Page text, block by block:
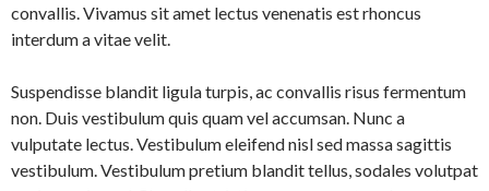
convallis. Vivamus sit amet lectus venenatis est rhoncus
interdum a vitae velit.
Suspendisse blandit ligula turpis, ac convallis risus fermentum
non. Duis vestibulum quis quam vel accumsan. Nunc a
vulputate lectus. Vestibulum eleifend nisl sed massa sagittis
vestibulum. Vestibulum pretium blandit tellus, sodales volutpat